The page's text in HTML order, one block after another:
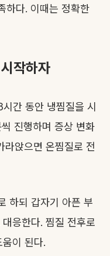
하다. 이때는 정확한
작하자
간 동안 냉찜질을 시
진행하며 증상 변화
라앉으면 온찜질로 전
하되 갑자기 아픈 부
응한다. 찜질 전후로
이 된다.